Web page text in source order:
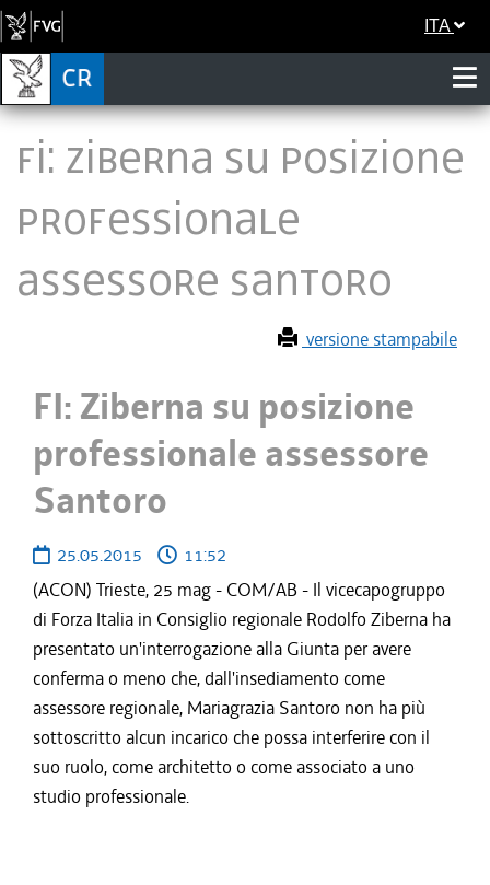
ITA
FI: Ziberna su posizione
professionale
assessore Santoro
versione stampabile
FI: Ziberna su posizione
professionale assessore
Santoro
25.05.2015
11:52
(ACON) Trieste, 25 mag - COM/AB - Il vicecapogruppo
di Forza Italia in Consiglio regionale Rodolfo Ziberna ha
presentato un'interrogazione alla Giunta per avere
conferma o meno che, dall'insediamento come
assessore regionale, Mariagrazia Santoro non ha più
sottoscritto alcun incarico che possa interferire con il
suo ruolo, come architetto o come associato a uno
studio professionale.